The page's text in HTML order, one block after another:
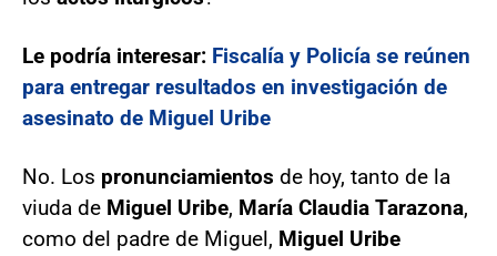
Le podría interesar: Fiscalía y Policía se reúnen
para entregar resultados en investigación de
asesinato de Miguel Uribe
No. Los pronunciamientos de hoy, tanto de la
viuda de Miguel Uribe, María Claudia Tarazona,
como del padre de Miguel, Miguel Uribe